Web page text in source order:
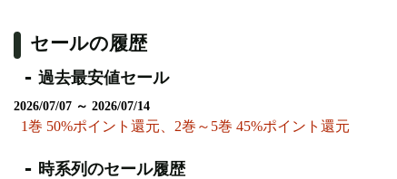
セールの履歴
過去最安値セール
2026/07/07 ～ 2026/07/14
1巻 50%ポイント還元、2巻～5巻 45%ポイント還元
時系列のセール履歴